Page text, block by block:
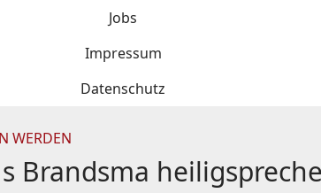
Jobs
Impressum
Datenschutz
WERDEN
Brandsma